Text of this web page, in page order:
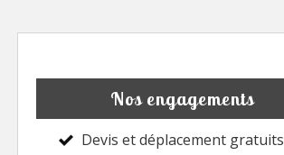
Nos engagements
Devis et déplacement gratuits